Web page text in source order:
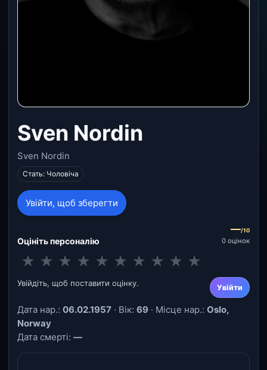
Sven Nordin
Sven Nordin
Стать: Чоловіча
Увійти, щоб зберегти
Оцініть персоналію
—/10
0 оцінок
★ ★ ★ ★ ★ ★ ★ ★ ★ ★
Увійдіть, щоб поставити оцінку. Увійти
Дата нар.: 06.02.1957 · Вік: 69 · Місце нар.: Oslo,
Norway
Дата смерті: —